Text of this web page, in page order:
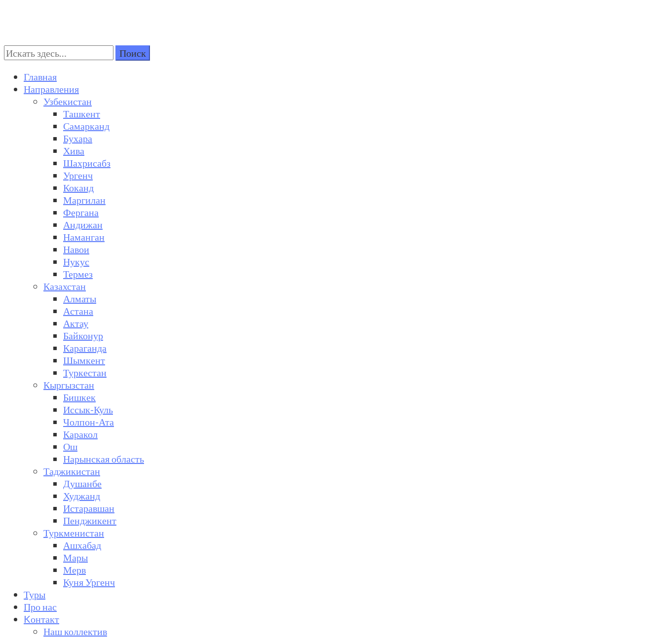
Turkestan Travel
Discover Central Asia
Поиск:
Главная
Направления
Узбекистан
Ташкент
Самарканд
Бухара
Хива
Шахрисабз
Ургенч
Коканд
Маргилан
Фергана
Андижан
Наманган
Навои
Нукус
Термез
Казахстан
Алматы
Астана
Актау
Байконур
Караганда
Шымкент
Туркестан
Кыргызстан
Бишкек
Иссык-Куль
Чолпон-Ата
Каракол
Ош
Нарынская область
Таджикистан
Душанбе
Худжанд
Истаравшан
Пенджикент
Туркменистан
Ашхабад
Мары
Мерв
Куня Ургенч
Туры
Про нас
Kонтакт
Наш коллектив